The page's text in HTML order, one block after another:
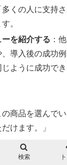
多くの人に支持
。
ーを紹介する ：
導入後の成功
ように成功で
の商品を選んで
けます。」
ロフェッショナ
検索